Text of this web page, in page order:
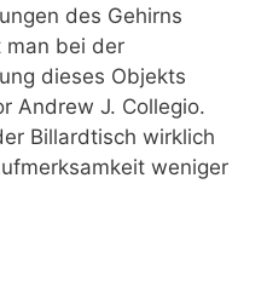
des Gehirns
man bei der
dieses Objekts
Andrew J. Collegio.
Billardtisch wirklich
weniger